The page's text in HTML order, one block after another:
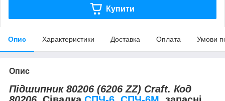
Купити
Опис Характеристики Доставка Оплата Умови
Опис
Підшипник 80206 (6206 ZZ) Craft. Код